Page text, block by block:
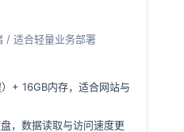
/ 适合轻量业务部署
+ 16GB内存，适合网站与
，数据读取与访问速度更